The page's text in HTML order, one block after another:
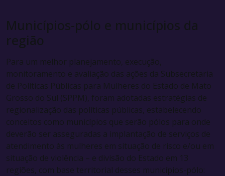
Municípios-pólo e municípios da
região
Para um melhor planejamento, execução,
monitoramento e avaliação das ações da Subsecretaria
de Políticas Públicas para Mulheres do Estado de Mato
Grosso do Sul (SPPM), foram adotadas estratégias de
regionalização das políticas públicas, estabelecendo
conceitos como municípios que serão pólos para onde
deverão ser asseguradas a implantação de serviços de
atendimento às mulheres em situação de risco e/ou em
situação de violência – e divisão do Estado em 13
regiões, com base territorial desses municípios-pólo: